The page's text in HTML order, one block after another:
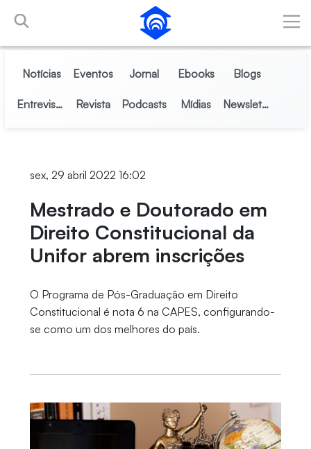
Pular para o Conteúdo principal
Notícias Eventos Jornal Ebooks Blogs
Entrevistas Revista Podcasts Mídias Newsletter
sex, 29 abril 2022 16:02
Mestrado e Doutorado em
Direito Constitucional da
Unifor abrem inscrições
O Programa de Pós-Graduação em Direito
Constitucional é nota 6 na CAPES, configurando-
se como um dos melhores do país.